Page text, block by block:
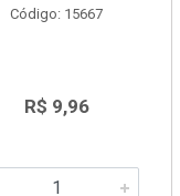
Código: 15667
R$ 9,96